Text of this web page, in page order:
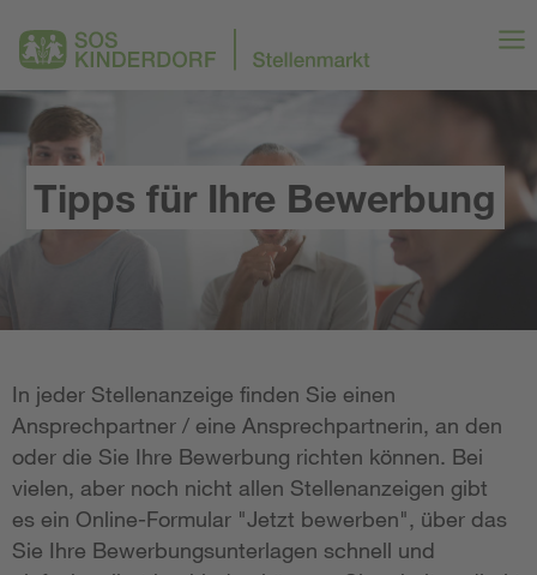
Tipps für Ihre Bewerbung
In jeder Stellenanzeige finden Sie einen
Ansprechpartner / eine Ansprechpartnerin, an den
oder die Sie Ihre Bewerbung richten können. Bei
vielen, aber noch nicht allen Stellenanzeigen gibt
es ein Online-Formular "Jetzt bewerben", über das
Sie Ihre Bewerbungsunterlagen schnell und